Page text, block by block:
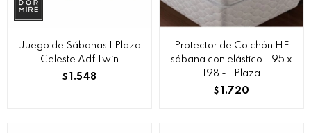
Juego de Sábanas 1 Plaza
Celeste Adf Twin
$ 1.548
Protector de Colchón HE
sábana con elástico - 95 x
198 - 1 Plaza
$ 1.720